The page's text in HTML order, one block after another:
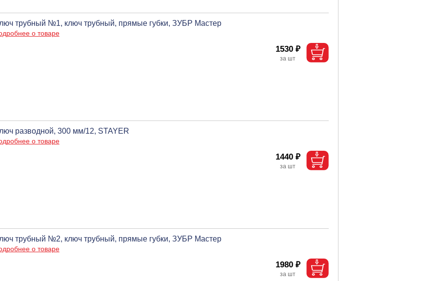
трубный №1, ключ трубный, прямые губки, ЗУБР Мастер
о товаре
1530 ₽
разводной, 300 мм/12, STAYER
о товаре
1440 ₽
трубный №2, ключ трубный, прямые губки, ЗУБР Мастер
о товаре
1980 ₽